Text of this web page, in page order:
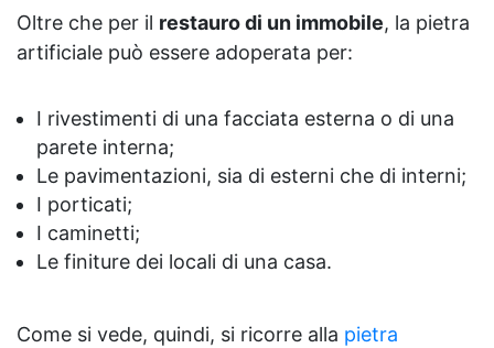
Oltre che per il restauro di un immobile, la pietra
artificiale può essere adoperata per:
I rivestimenti di una facciata esterna o di una
parete interna;
Le pavimentazioni, sia di esterni che di interni;
I porticati;
I caminetti;
Le finiture dei locali di una casa.
Come si vede, quindi, si ricorre alla pietra